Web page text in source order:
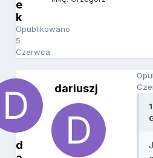
e
k
Opublikowano
5
Czerwca
d
dariuszj